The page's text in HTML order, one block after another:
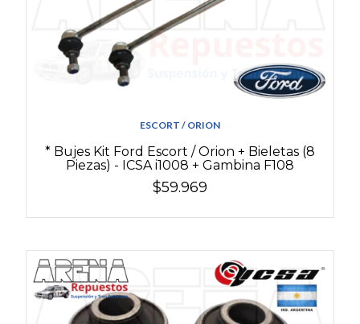
ESCORT / ORION
* Bujes Kit Ford Escort / Orion + Bieletas (8
Piezas) - ICSA i1008 + Gambina F108
$59.969